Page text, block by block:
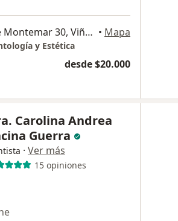
Avenida Bosques de Montemar 30, Viña del Mar • Mapa
y Estética
desde $20.000
Carolina Andrea
Guerra
· Ver más
15 opiniones